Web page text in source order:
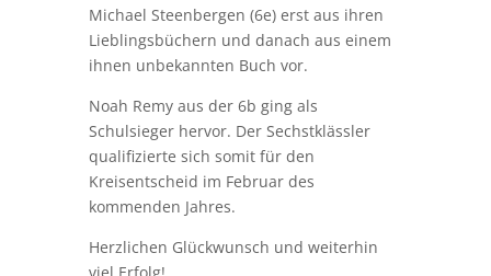
Herzlichen Glückwunsch und weiterhin
viel Erfolg!